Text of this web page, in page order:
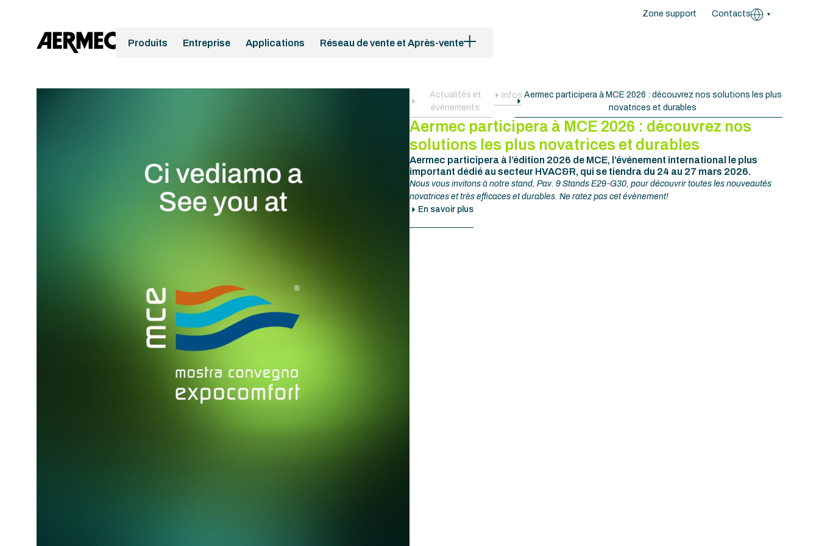
Zone support Contacts
Produits Entreprise Applications Réseau de vente et Après-vente
Actualités et
événements
Infos Aermec participera à MCE 2026 : découvrez nos solutions les plus
novatrices et durables
Aermec participera à MCE 2026 : découvrez nos
solutions les plus novatrices et durables
Aermec participera à l’édition 2026 de MCE, l’événement international le plus
important dédié au secteur HVAC&R, qui se tiendra du 24 au 27 mars 2026.
Nous vous invitons à notre stand, Pav. 9 Stands E29-G30, pour découvrir toutes les nouveautés
novatrices et très efficaces et durables. Ne ratez pas cet évènement!
En savoir plus